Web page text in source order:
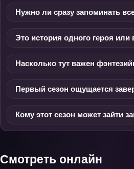
Нужно ли сразу запоминать
Это история одного героя
Насколько тут важен
Первый сезон ощущается
Кому этот сезон может зайти
Смотреть онлайн